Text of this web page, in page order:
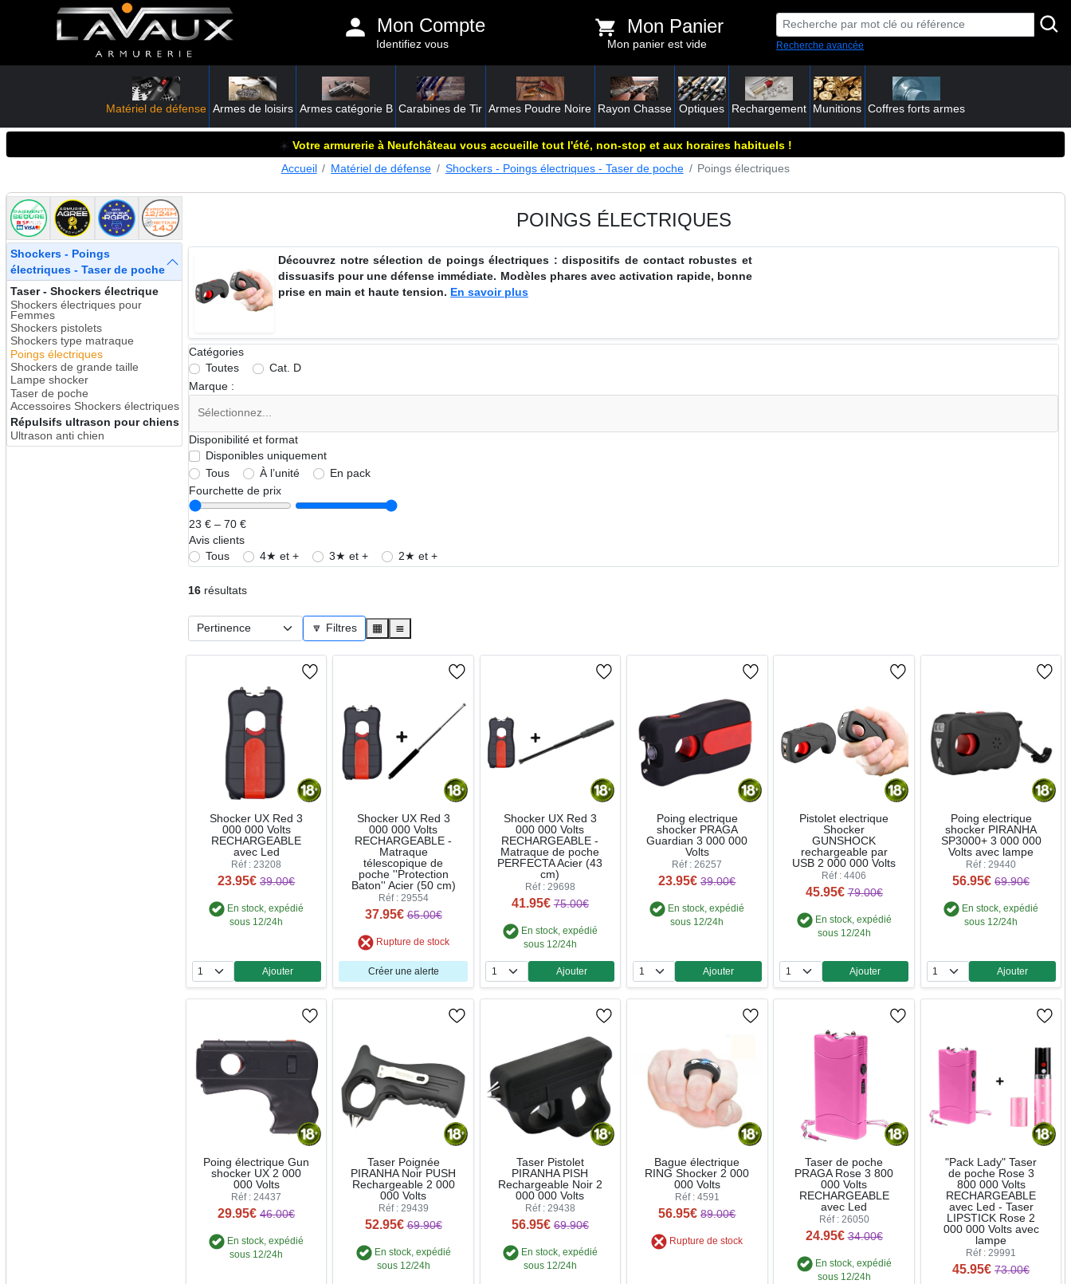
Mon Compte
Identifiez vous
Mon Panier
Mon panier est vide Recherche avancée
Matériel de défense Armes de loisirs Armes catégorie B Carabines de Tir Armes Poudre Noire Rayon Chasse Optiques Rechargement Munitions Coffres forts armes
☀️ Votre armurerie à Neufchâteau vous accueille tout l'été, non-stop et aux horaires habituels !
Accueil
Matériel de défense Shockers - Poings électriques - Taser de poche Poings électriques
Shockers - Poings
électriques - Taser de poche
Taser - Shockers électrique
Shockers électriques pour
Femmes
Shockers pistolets
Shockers type matraque
Poings électriques
Shockers de grande taille
Lampe shocker
Taser de poche
Accessoires Shockers électriques
Répulsifs ultrason pour chiens
Ultrason anti chien
POINGS ÉLECTRIQUES
Découvrez notre sélection de poings électriques : dispositifs de contact robustes et
dissuasifs pour une défense immédiate. Modèles phares avec activation rapide, bonne
prise en main et haute tension. En savoir plus
Catégories
Toutes
Cat. D
Marque :
Disponibilité et format
Disponibles uniquement
Tous
À l’unité
En pack
Fourchette de prix
23 € – 70 €
Avis clients
Tous
4★ et + 3★ et + 2★ et +
16 résultats
🔽 Filtres ▦ ≣
Shocker UX Red 3
000 000 Volts
RECHARGEABLE
avec Led
Réf : 23208
23.95€ 39.00€
En stock, expédié
sous 12/24h
Quantité
Ajouter
Shocker UX Red 3
000 000 Volts
RECHARGEABLE -
Matraque
télescopique de
poche ''Protection
Baton'' Acier (50 cm)
Réf : 29554
37.95€ 65.00€
Rupture de stock
Créer une alerte
Shocker UX Red 3
000 000 Volts
RECHARGEABLE -
Matraque de poche
PERFECTA Acier (43
cm)
Réf : 29698
41.95€ 75.00€
En stock, expédié
sous 12/24h
Quantité
Ajouter
Poing electrique
shocker PRAGA
Guardian 3 000 000
Volts
Réf : 26257
23.95€ 39.00€
En stock, expédié
sous 12/24h
Quantité
Ajouter
Pistolet electrique
Shocker
GUNSHOCK
rechargeable par
USB 2 000 000 Volts
Réf : 4406
45.95€ 79.00€
En stock, expédié
sous 12/24h
Quantité
Ajouter
Poing electrique
shocker PIRANHA
SP3000+ 3 000 000
Volts avec lampe
Réf : 29440
56.95€ 69.90€
En stock, expédié
sous 12/24h
Quantité
Ajouter
Poing électrique Gun
shocker UX 2 000
000 Volts
Réf : 24437
29.95€ 46.00€
En stock, expédié
sous 12/24h
Taser Poignée
PIRANHA Noir PUSH
Rechargeable 2 000
000 Volts
Réf : 29439
52.95€ 69.90€
En stock, expédié
sous 12/24h
Taser Pistolet
PIRANHA PISH
Rechargeable Noir 2
000 000 Volts
Réf : 29438
56.95€ 69.90€
En stock, expédié
sous 12/24h
Bague électrique
RING Shocker 2 000
000 Volts
Réf : 4591
56.95€ 89.00€
Rupture de stock
Taser de poche
PRAGA Rose 3 800
000 Volts
RECHARGEABLE
avec Led
Réf : 26050
24.95€ 34.00€
En stock, expédié
sous 12/24h
"Pack Lady" Taser
de poche Rose 3
800 000 Volts
RECHARGEABLE
avec Led - Taser
LIPSTICK Rose 2
000 000 Volts avec
lampe
Réf : 29991
45.95€ 73.00€